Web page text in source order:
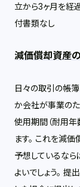
立から3ヶ月を経
付書類なし
減価償却資産
日々の取引の帳
か会社が事業の
使用期間（耐用年
ます。 これを減
予想しているな
よいでしょう。